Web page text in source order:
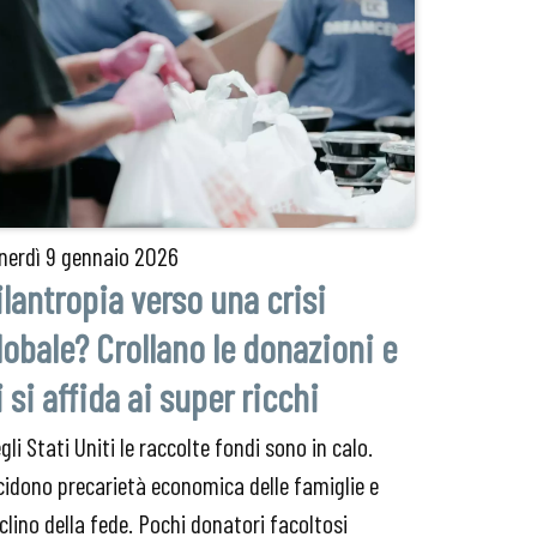
9 gennaio 2026
verso una crisi
Crollano le donazioni e
si affida ai super ricchi
Stati Uniti le raccolte fondi sono in calo.
precarietà economica delle famiglie e
della fede. Pochi donatori facoltosi